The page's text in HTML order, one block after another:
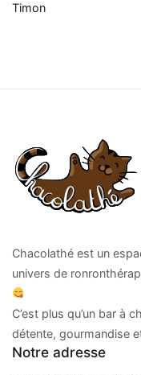
Timon
Chacolathé est un
univers de
C’est plus qu’un bar à
détente, gourmandise
Notre adresse